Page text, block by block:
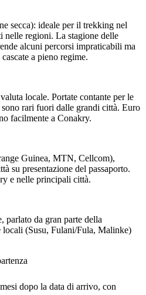
secca): ideale per il trekking nel
nelle regioni. La stagione delle
alcuni percorsi impraticabili ma
a pieno regime.
locale. Portate contante per le
rari fuori dalle grandi città. Euro
facilmente a Conakry.
Guinea, MTN, Cellcom),
su presentazione del passaporto.
e nelle principali città.
parlato da gran parte della
(Susu, Fulani/Fula, Malinke)
dopo la data di arrivo, con